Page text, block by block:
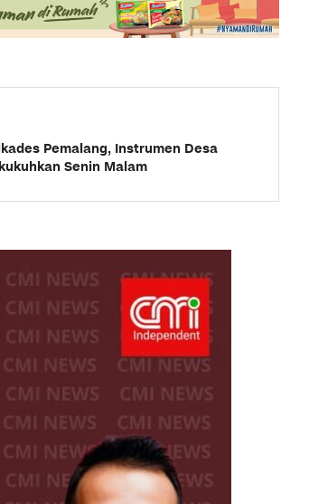
Pemalang, Instrumen Desa
Senin Malam